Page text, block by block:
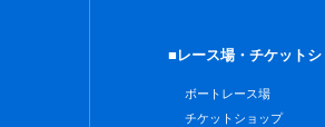
■レース場・チケットシ
ボートレース場
チケットショップ